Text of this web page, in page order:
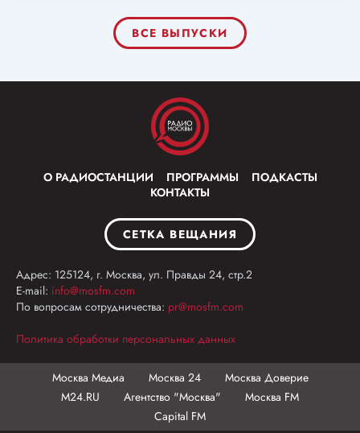
ВСЕ ВЫПУСКИ
О РАДИОСТАНЦИИ ПРОГРАММЫ
ПОДКАСТЫ
КОНТАКТЫ
СЕТКА ВЕЩАНИЯ
Адрес: 125124, г. Москва, ул. Правды 24, стр.2
E-mail: info@mosfm.com
По вопросам сотрудничества: pr@mosfm.com
Политика обработки персональных данных
Москва Медиа Москва 24
Москва Доверие
М24.RU
Агентство "Москва"
Москва FM
Capital FM